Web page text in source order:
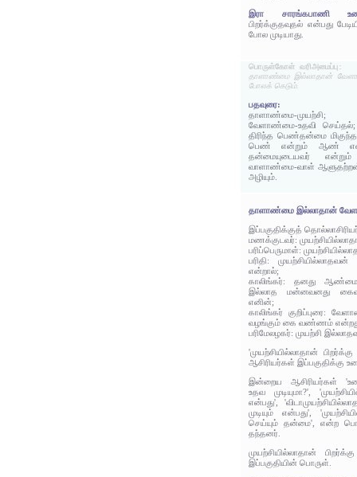
இரா சாரங்கபாணி
பிறர்க்குதவுதல் என்பது
போல முடியாது.
பொருள்கோள் வரிஅமைப்பு:
தாளாண்மை இல்லாதான்
போலக் கெடும்.
பதவுரை:
தாளாண்மை-முயற்சி;
வேளாண்மை-உதவி
திரிந்த பெண்தன்மை
பெண் என்றும் ஆண்
தன்மையுடையவர்
வாளாண்மை-வாள்
அழியும்.
தாளாண்மை இல்லாதான்
இப்பகுதிக்குத்
மணக்குடவர்:
பரிப்பெருமாள்:
பரிதி:
என்றால்;
காலிங்கர்: தனது
இல்லாத மன்னவனது
எனின்;
காலிங்கர் குறிப்புரை:
வழங்கும் கை வண்ணம்
பரிமேலழகர்: முயற்சி
'முயற்சியில்லாதான்
ஆசிரியர்கள் இப்பகுதிக்கு
இன்றைய ஆசிரியர்கள்
உதவ முடியுமா?',
என்பது',
முடியும் என்பது',
செய்யும் தன்மை', என்ற
தந்தனர்.
முயற்சியில்லாதான்
இப்பகுதியின் பொருள்.